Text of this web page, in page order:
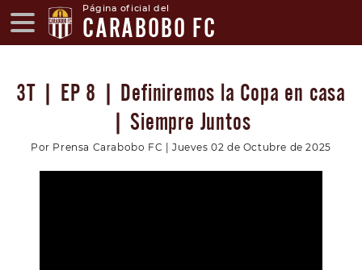
Página oficial del
CARABOBO FC
3T | EP 8 | Definiremos la Copa en casa
| Siempre Juntos
Por Prensa Carabobo FC | Jueves 02 de Octubre de 2025